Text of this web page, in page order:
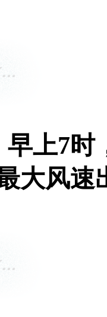
早上7
大风速